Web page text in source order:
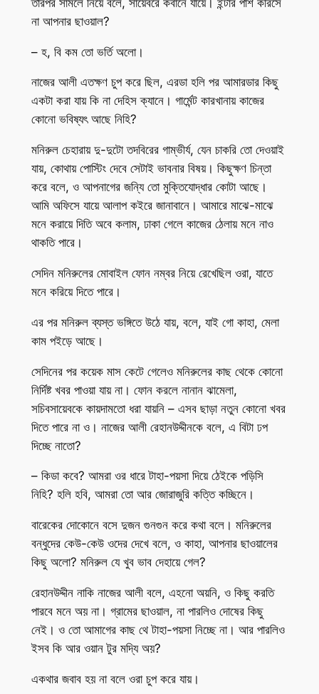
না আপনার ছাওয়াল?
– হ, বি কম তো ভর্তি অলো।
নাজের আলী এতক্ষণ চুপ করে ছিল, এরডা হলি পর আমারডার কিছু
একটা করা যায় কি না দেহিস ক্যানে। গার্মেন্ট কারখানায় কাজের
কোনো ভবিষ্যৎ আছে নিহি?
মনিরুল চেহারায় দু-দুটো তদবিরের গাম্ভীর্য, যেন চাকরি তো দেওয়াই
যায়, কোথায় পোস্টিং দেবে সেটাই ভাবনার বিষয়। কিছুক্ষণ চিন্তা
করে বলে, ও আপনাগের জন্যি তো মুক্তিযোদ্ধার কোটা আছে।
আমি অফিসে যায়ে আলাপ কইরে জানাবানে। আমারে মাঝে-মাঝে
মনে করায়ে দিতি অবে কলাম, ঢাকা গেলে কাজের ঠেলায় মনে নাও
থাকতি পারে।
সেদিন মনিরুলের মোবাইল ফোন নম্বর নিয়ে রেখেছিল ওরা, যাতে
মনে করিয়ে দিতে পারে।
এর পর মনিরুল ব্যস্ত ভঙ্গিতে উঠে যায়, বলে, যাই গো কাহা, মেলা
কাম পইড়ে আছে।
সেদিনের পর কয়েক মাস কেটে গেলেও মনিরুলের কাছ থেকে কোনো
নির্দিষ্ট খবর পাওয়া যায় না। ফোন করলে নানান ঝামেলা,
সচিবসায়েবকে কায়দামতো ধরা যায়নি – এসব ছাড়া নতুন কোনো খবর
দিতে পারে না ও। নাজের আলী রেহানউদ্দীনকে বলে, এ বিটা ঢপ
দিচ্ছে নাতো?
– কিডা কবে? আমরা ওর ধারে টাহা-পয়সা দিয়ে ঠেইকে পড়িসি
নিহি? হলি হবি, আমরা তো আর জোরাজুরি কত্তি কচ্ছিনে।
বারেকের দোকোনে বসে দুজন গুনগুন করে কথা বলে। মনিরুলের
বন্ধুদের কেউ-কেউ ওদের দেখে বলে, ও কাহা, আপনার ছাওয়ালের
কিছু অলো? মনিরুল যে খুব ভাব দেহায়ে গেল?
রেহানউদ্দীন নাকি নাজের আলী বলে, এহনো অয়নি, ও কিছু করতি
পারবে মনে অয় না। গ্রামের ছাওয়াল, না পারলিও দোষের কিছু
নেই। ও তো আমাগের কাছ থে টাহা-পয়সা নিচ্ছে না। আর পারলিও
ইসব কি আর ওয়ান টুর মদ্যি অয়?
একথার জবাব হয় না বলে ওরা চুপ করে যায়।